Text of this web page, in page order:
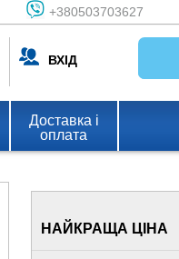
+380503703627
ВХІД
Доставка і
оплата
НАЙКРАЩА ЦІНА